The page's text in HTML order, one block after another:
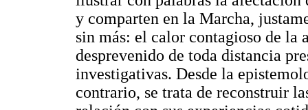
y comparten en la Marcha,
sin más: el calor contagioso de
desprevenido de toda distancia
investigativas. Desde la
contrario, se trata de reconstruir